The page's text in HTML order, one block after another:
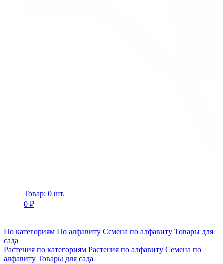
Товар: 0 шт.
0 ₽
По категориям По алфавиту Семена по алфавиту Товары для
сада
Растения по категориям Растения по алфавиту Семена по
алфавиту Товары для сада